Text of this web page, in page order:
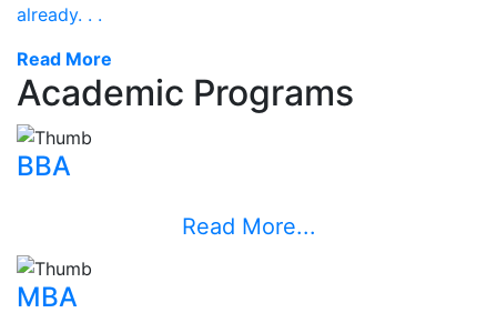
already. . .
Read More
Academic Programs
BBA
Read More...
MBA